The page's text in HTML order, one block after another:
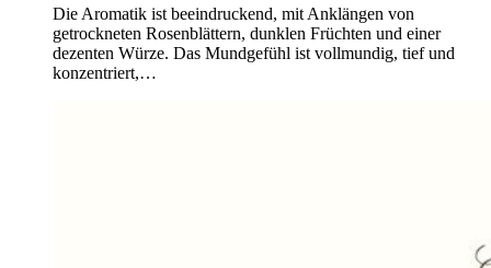
Die Aromatik ist beeindruckend, mit Anklängen von
getrockneten Rosenblättern, dunklen Früchten und einer
dezenten Würze. Das Mundgefühl ist vollmundig, tief und
konzentriert,…